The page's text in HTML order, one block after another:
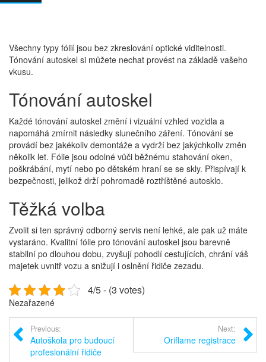
Všechny typy fólií jsou bez zkreslování optické viditelnosti.
Tónování autoskel si můžete nechat provést na základě vašeho
vkusu.
Tónování autoskel
Každé tónování autoskel změní i vizuální vzhled vozidla a
napomáhá zmírnit následky slunečního záření. Tónování se
provádí bez jakékoliv demontáže a vydrží bez jakýchkoliv změn
několik let. Fólie jsou odolné vůči běžnému stahování oken,
poškrábání, mytí nebo po dětském hraní se se skly. Přispívají k
bezpečnosti, jelikož drží pohromadě roztříštěné autosklo.
Těžká volba
Zvolit si ten správný odborný servis není lehké, ale pak už máte
vystaráno. Kvalitní fólie pro tónování autoskel jsou barevně
stabilní po dlouhou dobu, zvyšují pohodlí cestujících, chrání váš
majetek uvnitř vozu a snižují i oslnění řidiče zezadu.
4/5 - (3 votes)
Nezařazené
Previous:
Autoškola pro budoucí
profesionální řidiče
Next:
Oriflame registrace